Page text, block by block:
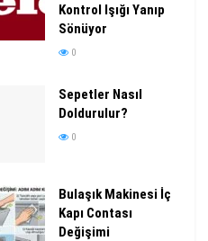
Kontrol Işığı Yanıp
Sönüyor
0
Sepetler Nasıl
Doldurulur?
0
Bulaşık Makinesi İç
Kapı Contası
Değişimi